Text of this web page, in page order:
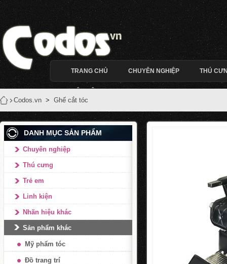
TRANG CHỦ CHUYÊN NGHIỆP THÚ
Codos.vn > Ghế cắt tóc
DANH MỤC SẢN PHẨM
Chuyên nghiệp
Thú cưng
Trẻ em
Linh kiện
Nhãn hiệu khác
Sản phẩm khác
Mỹ phẩm tóc
Đồ trang trí